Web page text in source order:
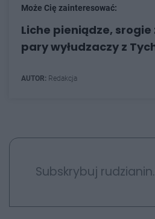
Może Cię zainteresować:
Liche pieniądze,
pary wyłudzaczy z
AUTOR: Redakcja
Subskrybuj